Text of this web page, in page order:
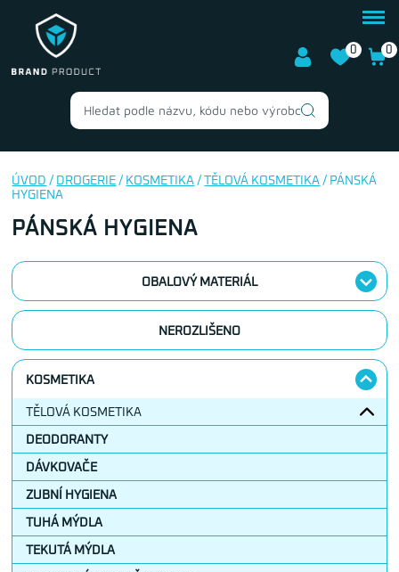
0 0
ÚVOD / DROGERIE / KOSMETIKA /TĚLOVÁ KOSMETIKA / PÁNSKÁ
HYGIENA
PÁNSKÁ HYGIENA
OBALOVÝ MATERIÁL
NEROZLIŠENO
KOSMETIKA
TĚLOVÁ KOSMETIKA
DEODORANTY
DÁVKOVAČE
ZUBNÍ HYGIENA
TUHÁ MÝDLA
TEKUTÁ MÝDLA